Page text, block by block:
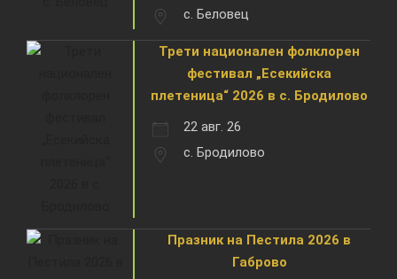
с. Беловец
Трети национален фолклорен
фестивал „Есекийска
плетеница“ 2026 в с. Бродилово
22 авг. 26
с. Бродилово
Празник на Пестила 2026 в
Габрово